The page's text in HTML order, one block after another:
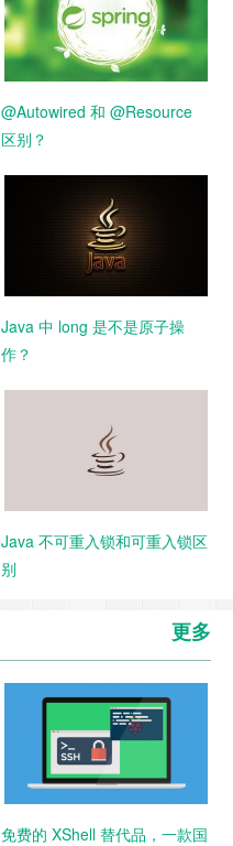
@Autowired 和 @Resource
区别？
Java 中 long 是不是原子操
作？
Java 不可重入锁和可重入锁区
别
更多
免费的 XShell 替代品，一款国